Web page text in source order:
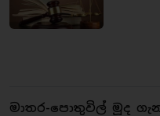
මාතර-පොතුවිල් මූද